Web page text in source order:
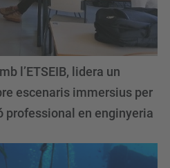
l’ETSEIB, lidera un
escenaris immersius per
en enginyeria